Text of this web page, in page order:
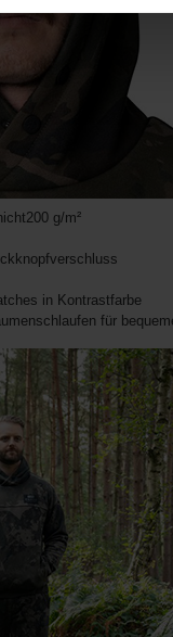
g/m²
in Kontrastfarbe
für